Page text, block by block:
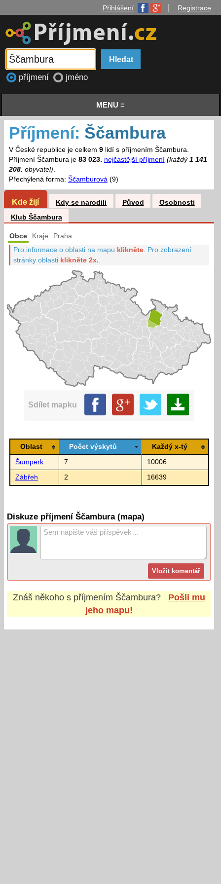
Přihlášení Registrace
příjmení jméno
MENU ≡
Příjmení: Ščambura
V České republice je celkem 9lidí s příjmením Ščambura.
Příjmení Ščambura je 83 023. nejčastější příjmení (každý 1 141
208. obyvatel).
Přechýlená forma: Ščamburová(9)
Kde žijí Kdy se narodili Původ
Osobnosti
Klub Ščambura
Obce Kraje Praha
Pro informace o oblasti na mapu klikněte Pro zobrazení
stránky oblasti klikněte 2x.
Sdílet mapku
Oblast Počet výskytů Každý x-tý
Šumperk 7 10006
Zábřeh 2 16639
Diskuze příjmení Ščambura (mapa)
Znáš někoho s příjmením Ščambura?
Pošli mu
jeho mapu!